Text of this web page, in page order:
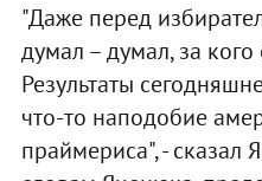
"Даже перед
думал – думал, за кого
Результаты
что-то наподобие
праймериса", - сказал